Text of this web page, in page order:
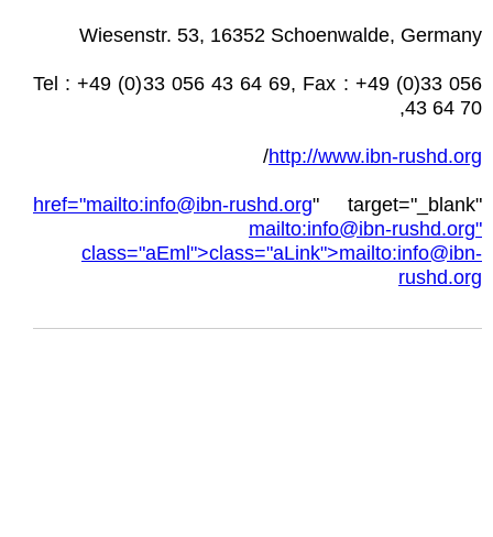
Wiesenstr. 53, 16352 Schoenwalde, Germany
Tel : +49 (0)33 056 43 64 69, Fax : +49 (0)33 056
43 64 70,
http://www.ibn-rushd.org
/
href="mailto:info@ibn-rushd.org" target="_blank"
mailto:info@ibn-rushd.org"
class="aEml">class="aLink">mailto:info@ibn-
rushd.org